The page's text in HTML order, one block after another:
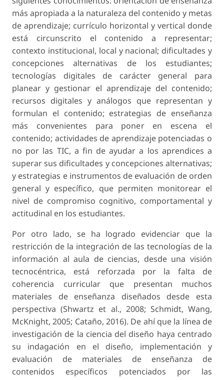
más apropiada a la naturaleza del contenido y metas
de aprendizaje; currículo horizontal y vertical donde
está circunscrito el contenido a representar;
contexto institucional, local y nacional; dificultades y
concepciones alternativas de los estudiantes;
tecnologías digitales de carácter general para
planear y gestionar el aprendizaje del contenido;
recursos digitales y análogos que representan y
formulan el contenido; estrategias de enseñanza
más convenientes para poner en escena el
contenido; actividades de aprendizaje potenciadas o
no por las TIC, a fin de ayudar a los aprendices a
superar sus dificultades y concepciones alternativas;
y estrategias e instrumentos de evaluación de orden
general y específico, que permiten monitorear el
nivel de compromiso cognitivo, comportamental y
actitudinal en los estudiantes.
Por otro lado, se ha logrado evidenciar que la
restricción de la integración de las tecnologías de la
información al aula de ciencias, desde una visión
tecnocéntrica, está reforzada por la falta de
coherencia curricular que presentan muchos
materiales de enseñanza diseñados desde esta
perspectiva (Shwartz et al., 2008; Schmidt, Wang,
McKnight, 2005; Cataño, 2016). De ahí que la línea de
investigación de la ciencia del diseño haya centrado
su indagación en el diseño, implementación y
evaluación de materiales de enseñanza de
contenidos específicos potenciados por las